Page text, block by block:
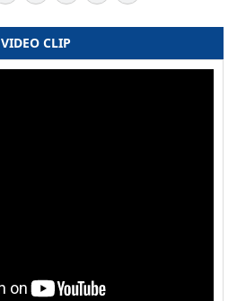
VIDEO CLIP